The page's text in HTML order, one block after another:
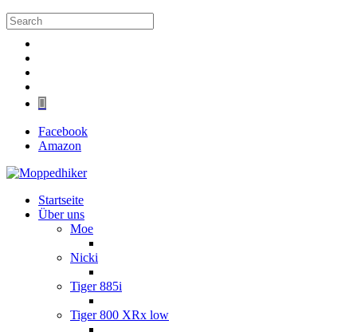
Facebook
Amazon
Startseite
Über uns
Moe
Nicki
Tiger 885i
Tiger 800 XRx low